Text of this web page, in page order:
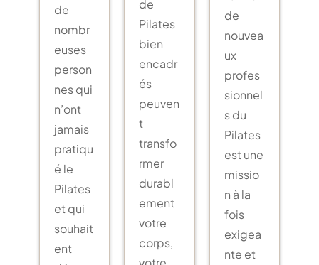
de
nombr
euses
person
nes qui
n’ont
jamais
pratiqu
é le
Pilates
et qui
souhait
ent
Pilates
bien
encadr
és
peuven
t
transfo
rmer
durabl
ement
votre
corps,
de
nouvea
ux
profes
sionnel
s du
Pilates
est une
missio
n à la
fois
exigea
nte et